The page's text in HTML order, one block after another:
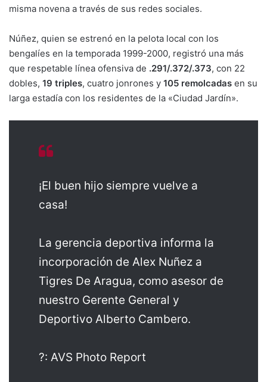
misma novena a través de sus redes sociales.
Núñez, quien se estrenó en la pelota local con los
bengalíes en la temporada 1999-2000, registró una más
que respetable línea ofensiva de .291/.372/.373, con 22
dobles, 19 triples, cuatro jonrones y 105 remolcadas en su
larga estadía con los residentes de la «Ciudad Jardín».
¡El buen hijo siempre vuelve a
casa!
La gerencia deportiva informa la
incorporación de Alex Nuñez a
Tigres De Aragua, como asesor de
nuestro Gerente General y
Deportivo Alberto Cambero.
?: AVS Photo Report